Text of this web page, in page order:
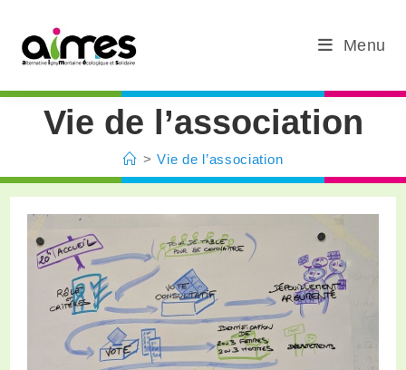
Menu
Vie de l’association
> Vie de l’association